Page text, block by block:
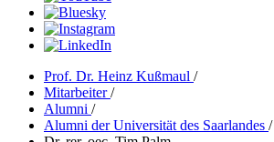
Prof. Dr. Heinz Kußmaul /
Mitarbeiter/
Alumni /
Alumni der Universität des Saarlandes /